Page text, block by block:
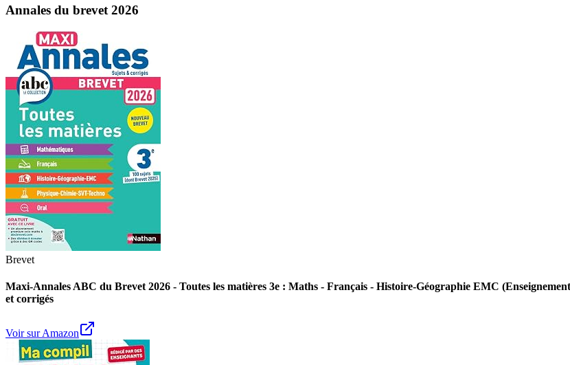
Annales du brevet 2026
Brevet
Maxi-Annales ABC du Brevet 2026 - Toutes les matières 3e : Maths - Français - Histoire-Géographie EMC
et corrigés
Voir sur Amazon